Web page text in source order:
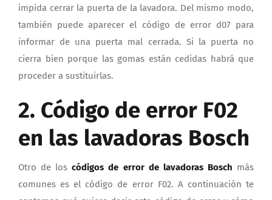
impida cerrar la puerta de la lavadora. Del mismo modo,
también puede aparecer el código de error d07 para
informar de una puerta mal cerrada. Si la puerta no
cierra bien porque las gomas están cedidas habrá que
proceder a sustituirlas.
2. Código de error F02
en las lavadoras Bosch
Otro de los códigos de error de lavadoras Bosch más
comunes es el código de error F02. A continuación te